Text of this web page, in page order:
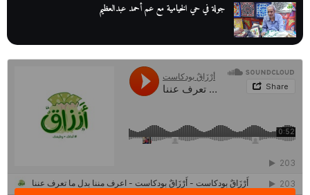
جولة في حي الخيامية مع عم أحمد عبدالعظيم
عم عوض| قصة كفاح بائع كتب تبدأ بالأُمية
أقدم مطحن بن في مصر| يكشف لنا أسرار صناعة البن